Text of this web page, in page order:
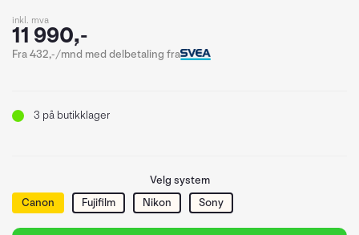
inkl. mva
11 990,-
Fra 432,-/mnd med delbetaling fra
3 på butikklager
Velg system
Canon
Fujifilm Nikon Sony